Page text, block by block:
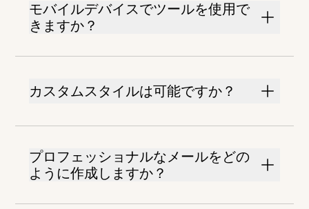
モバイルデバイスでツールを使用で
きますか？
カスタムスタイルは可能ですか？
プロフェッショナルなメールをどの
ように作成しますか？